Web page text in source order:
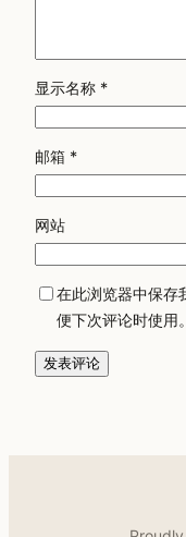
显示名称 *
邮箱 *
网站
在此浏览器中保存
便下次评论时使用。